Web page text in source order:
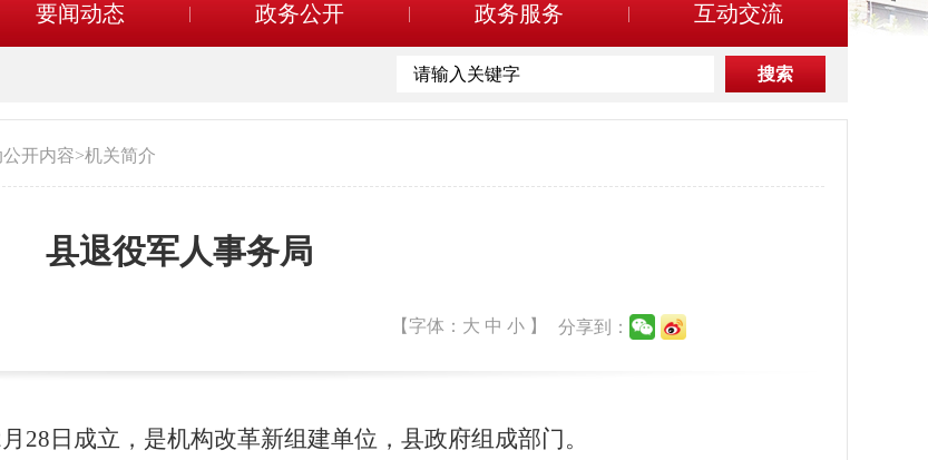
要闻动态 政务公开 政务服务 互动交流
搜索
开内容>机关简介
县退役军人事务局
【字体： 大 中 小 】 分享到：
28日成立，是机构改革新组建单位，县政府组成部门。